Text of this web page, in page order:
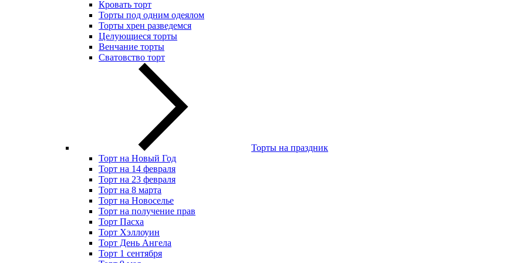
Кровать торт
Торты под одним одеялом
Торты хрен разведемся
Целующиеся торты
Венчание торты
Сватовство торт
Торты на праздник
Торт на Новый Год
Торт на 14 февраля
Торт на 23 февраля
Торт на 8 марта
Торт на Новоселье
Торт на получение прав
Торт Пасха
Торт Хэллоуин
Торт День Ангела
Торт 1 сентября